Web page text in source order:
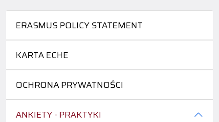
ERASMUS POLICY STATEMENT
KARTA ECHE
OCHRONA PRYWATNOŚCI
ANKIETY - PRAKTYKI